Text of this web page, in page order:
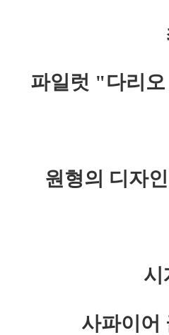
파일럿 "다리
원형의 디자
시
사파이어